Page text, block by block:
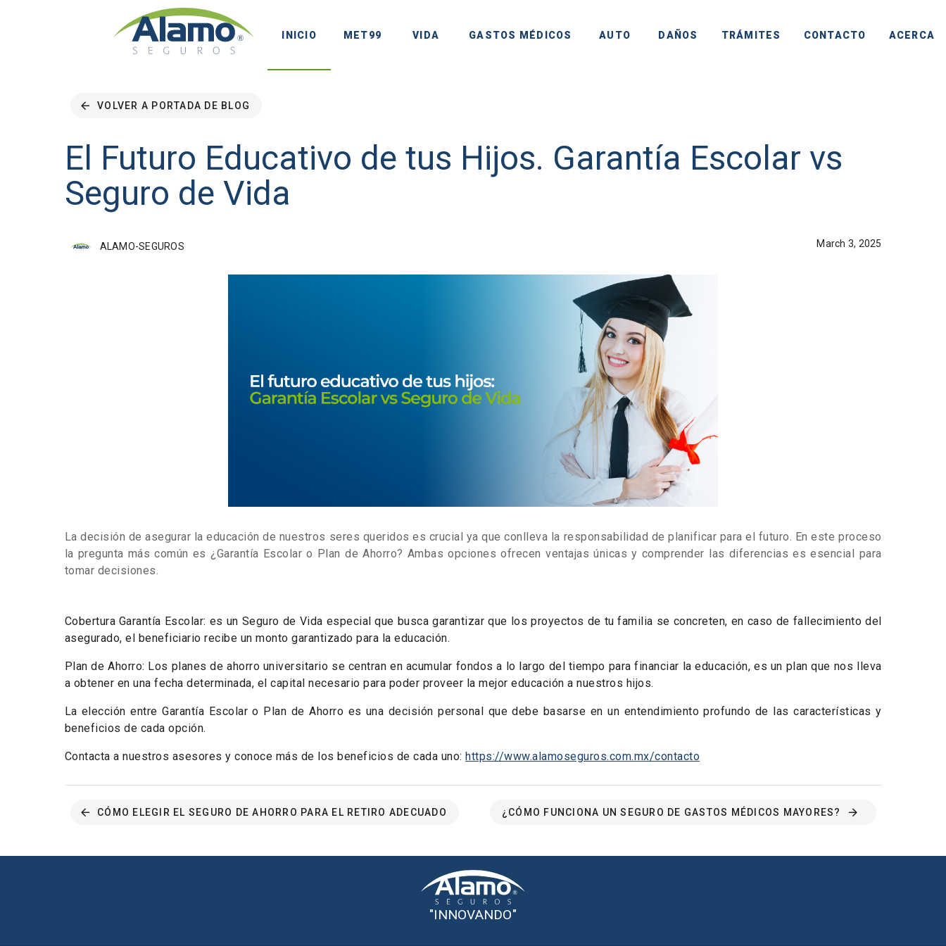
INICIO MET99 VIDA GASTOS MÉDICOS AUTO DAÑOS TRÁMITES CONTACTO ACERCA
VOLVER A PORTADA DE BLOG
El Futuro Educativo de tus Hijos. Garantía Escolar vs
Seguro de Vida
ALAMO-SEGUROS March 3, 2025
La decisión de asegurar la educación de nuestros seres queridos es crucial ya que conlleva la responsabilidad de planificar para el futuro. En este proceso
la pregunta más común es ¿Garantía Escolar o Plan de Ahorro? Ambas opciones ofrecen ventajas únicas y comprender las diferencias es esencial para
tomar decisiones.
Cobertura Garantía Escolar: es un Seguro de Vida especial que busca garantizar que los proyectos de tu familia se concreten, en caso de fallecimiento del
asegurado, el beneficiario recibe un monto garantizado para la educación.
Plan de Ahorro: Los planes de ahorro universitario se centran en acumular fondos a lo largo del tiempo para financiar la educación, es un plan que nos lleva
a obtener en una fecha determinada, el capital necesario para poder proveer la mejor educación a nuestros hijos.
La elección entre Garantía Escolar o Plan de Ahorro es una decisión personal que debe basarse en un entendimiento profundo de las características y
beneficios de cada opción.
Contacta a nuestros asesores y conoce más de los beneficios de cada uno: https://www.alamoseguros.com.mx/contacto
CÓMO ELEGIR EL SEGURO DE AHORRO PARA EL RETIRO ADECUADO ¿CÓMO FUNCIONA UN SEGURO DE GASTOS MÉDICOS MAYORES?
"INNOVANDO"